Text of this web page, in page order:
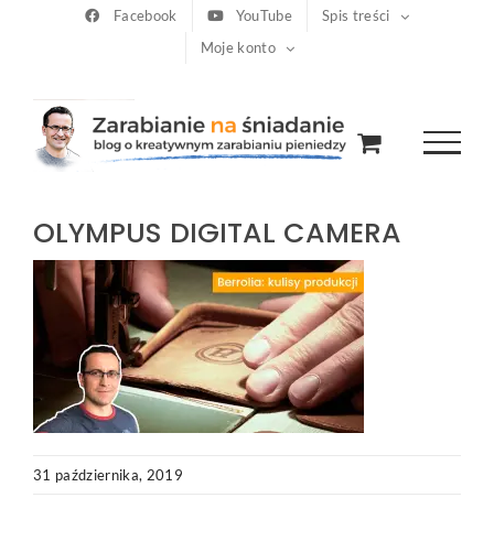
Facebook YouTube
Spis treści
Moje konto
OLYMPUS DIGITAL CAMERA
31 października, 2019